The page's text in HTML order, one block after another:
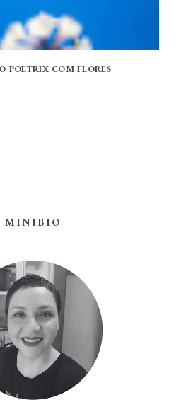
POETRIX COM FLORES
MINIBIO